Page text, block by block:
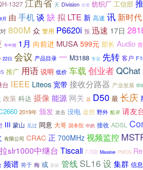
1327 江西省 天 Division 民警 纺织厂 工信部
9月 由 手机谈 缺拟 LTE 新 高速 讯 新时代
800M 众 警用 P6620i 预 迅速 17日
年中国 1月 向前进 MUSA 599元 部长 Audio
22日 会议 产品目录 一 M3188 专业 先转 客户
推广 用语 说明 低价 车载 创业者QChat
台 IEEE Liteos 宽带 接收分路器 产业发展 即
政策 科达 摄像 能源 网关 器 D50 最 长庆
2019年 颁发 攻击 没电 这些 野外 船岸 请友
III 蒙山 见过 同意 大哥 国务院 中的 接收 ADSL
有限公司 CRAC 正 700MHz 视频监控
slr1000中继台 Tiscali 7.0级 Massive PMOS
频谱 将于 梅 或 新标 管线 SL16 设 集群 信